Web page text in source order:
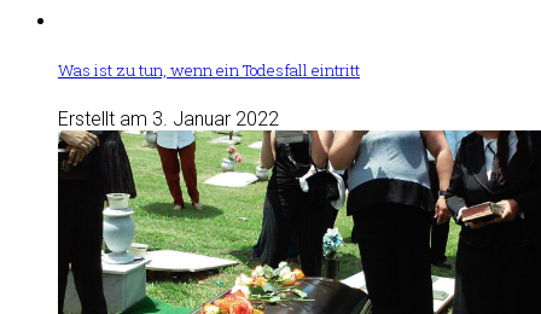
Was ist zu tun, wenn ein Todesfall eintritt
Erstellt am 3. Januar 2022